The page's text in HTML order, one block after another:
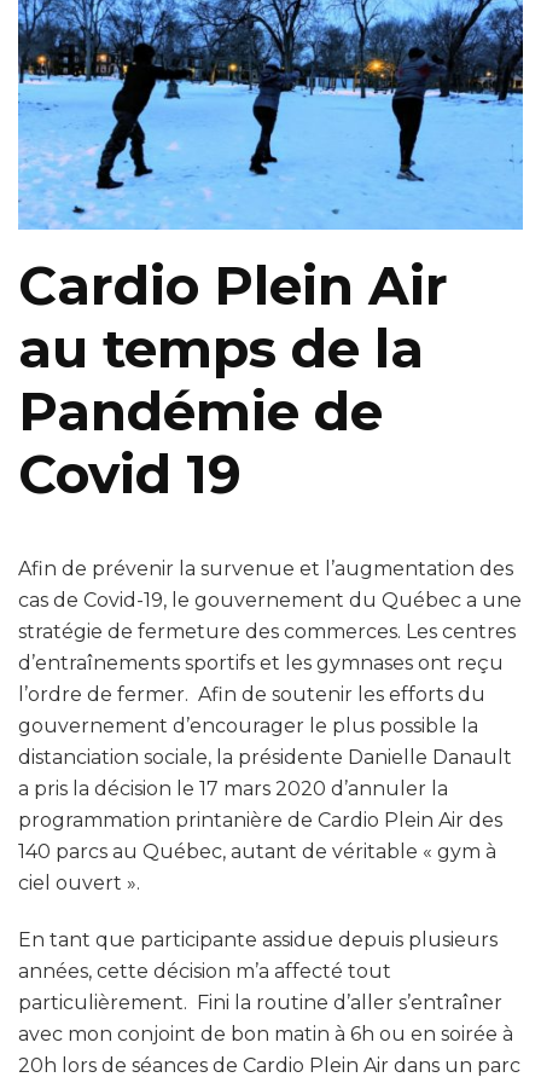
Cardio Plein Air
au temps de la
Pandémie de
Covid 19
Afin de prévenir la survenue et l’augmentation des
cas de Covid-19, le gouvernement du Québec a une
stratégie de fermeture des commerces. Les centres
d’entraînements sportifs et les gymnases ont reçu
l’ordre de fermer. Afin de soutenir les efforts du
gouvernement d’encourager le plus possible la
distanciation sociale, la présidente Danielle Danault
a pris la décision le 17 mars 2020 d’annuler la
programmation printanière de Cardio Plein Air des
140 parcs au Québec, autant de véritable « gym à
ciel ouvert ».
En tant que participante assidue depuis plusieurs
années, cette décision m’a affecté tout
particulièrement. Fini la routine d’aller s’entraîner
avec mon conjoint de bon matin à 6h ou en soirée à
20h lors de séances de Cardio Plein Air dans un parc